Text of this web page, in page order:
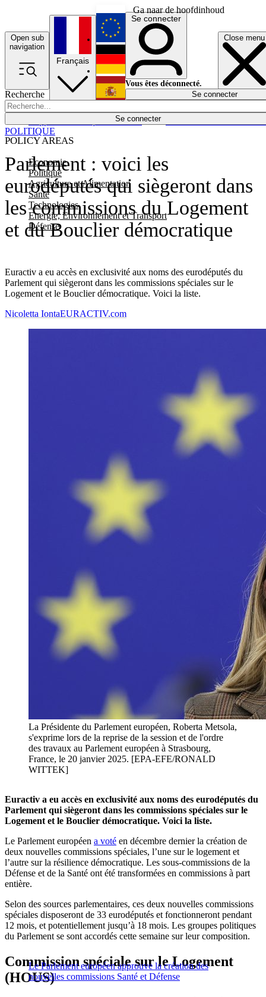
Ga naar de hoofdinhoud
Open sub
navigation
Close menu
Recherche
Se connecter
POLICY AREAS
Economie
Politique
Agriculture et Alimentation
Santé
Technologies
Energie, Environnement et Transport
Défense
Économie
Français
English
Deutsch
Español
Se connecter
Vous êtes déconnecté.
Se connecter
Parlement : voici les
eurodéputés qui siègeront dans
les commissions du Logement
et du Bouclier démocratique
Euractiv a eu accès en exclusivité aux noms des eurodéputés du
Parlement qui siègeront dans les commissions spéciales sur le
Logement et le Bouclier démocratique. Voici la liste.
POLITIQUE
Nicoletta IontaEURACTIV.com
La Présidente du Parlement européen, Roberta Metsola,
s'exprime lors de la reprise de la session et de l'ordre
des travaux au Parlement européen à Strasbourg,
France, le 20 janvier 2025. [EPA-EFE/RONALD
WITTEK]
Euractiv a eu accès en exclusivité aux noms des eurodéputés du
Parlement qui siègeront dans les commissions spéciales sur le
Logement et le Bouclier démocratique. Voici la liste.
Le Parlement européen a voté en décembre dernier la création de
deux nouvelles commissions spéciales, l’une sur le logement et
l’autre sur la résilience démocratique. Les sous-commissions de la
Défense et de la Santé ont été transformées en commissions à part
entière.
Selon des sources parlementaires, ces deux nouvelles commissions
spéciales disposeront de 33 eurodéputés et fonctionneront pendant
12 mois, et potentiellement jusqu’à 18 mois. Les groupes politiques
du Parlement se sont accordés cette semaine sur leur composition.
Le Parlement européen approuve la création des
nouvelles commissions Santé et Défense
Commission spéciale sur le Logement
(HOUS)